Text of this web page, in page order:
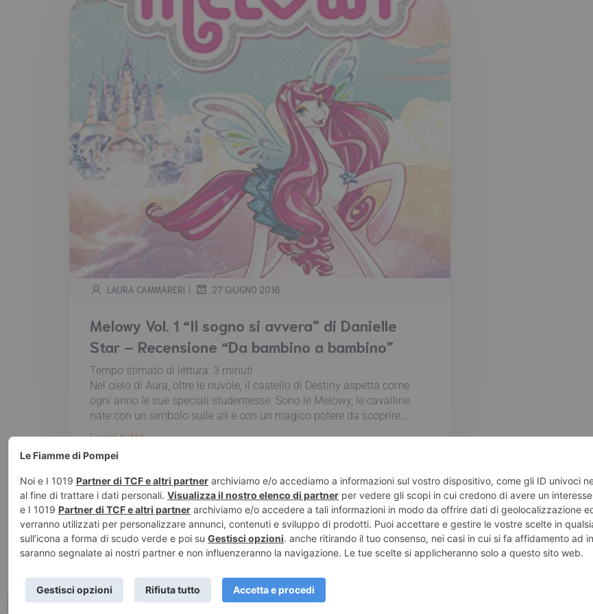
LAURA CAMMARERI | 27 GIUGNO 2016
Melowy Vol. 1 “Il sogno si avvera” di Danielle
Star – Recensione “Da bambino a bambino”
Tempo stimato di lettura: 3 minuti
Nel cielo di Aura, oltre le nuvole, il castello di Destiny aspetta come
ogni anno le sue speciali studentesse. Sono le Melowy, le cavalline
nate con un simbolo sulle ali e con un magico potere da scoprire...
Leggi tutto
© 2026 Le Fiamme di Pompei – Recensioni di libri e articoli sulla scrittura -